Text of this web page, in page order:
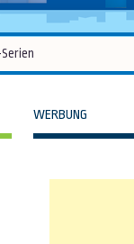
WERBUNG